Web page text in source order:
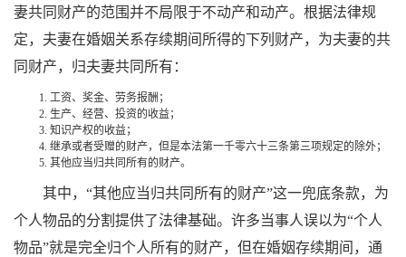
妻共同财产的范围并不局限于不动产和动产。根据法律规
定，夫妻在婚姻关系存续期间所得的下列财产，为夫妻的共
同财产，归夫妻共同所有：
工资、奖金、劳务报酬；
生产、经营、投资的收益；
知识产权的收益；
继承或者受赠的财产，但是本法第一千零六十三条第三项规定的除外；
其他应当归共同所有的财产。
其中，“其他应当归共同所有的财产”这一兜底条款，为
个人物品的分割提供了法律基础。许多当事人误以为“个人
物品”就是完全归个人所有的财产，但在婚姻存续期间，通